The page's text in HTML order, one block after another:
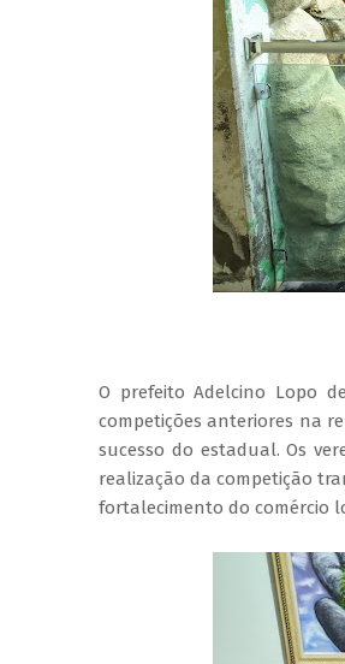
O prefeito Adelcino Lopo
competições anteriores na
sucesso do estadual. Os
realização da competição
fortalecimento do comércio